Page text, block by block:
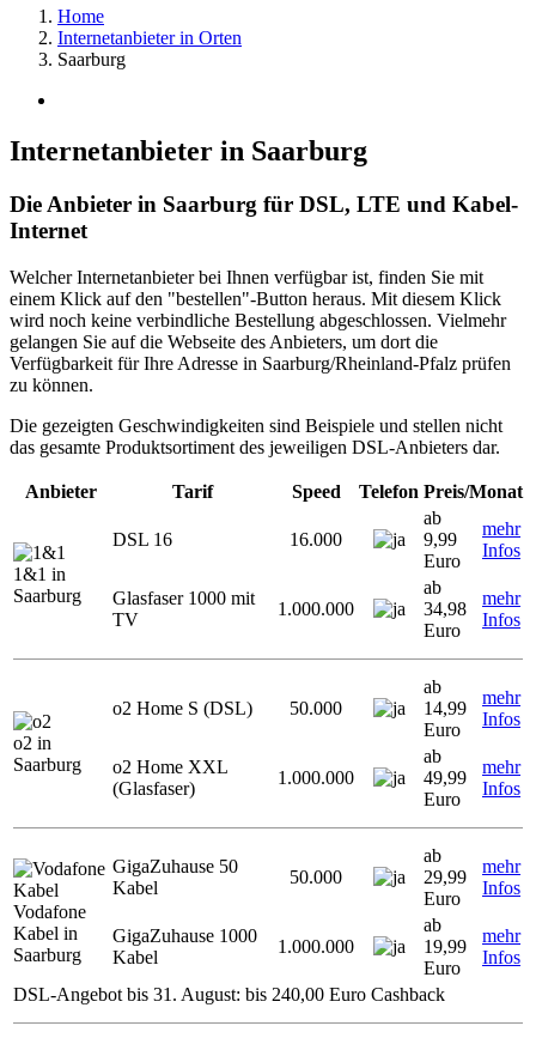
Home
Internetanbieter in Orten
Saarburg
Internetanbieter in Saarburg
Die Anbieter in Saarburg für DSL, LTE und Kabel-
Internet
Welcher Internetanbieter bei Ihnen verfügbar ist, finden Sie mit
einem Klick auf den "bestellen"-Button heraus. Mit diesem Klick
wird noch keine verbindliche Bestellung abgeschlossen. Vielmehr
gelangen Sie auf die Webseite des Anbieters, um dort die
Verfügbarkeit für Ihre Adresse in Saarburg/Rheinland-Pfalz prüfen
zu können.
Die gezeigten Geschwindigkeiten sind Beispiele und stellen nicht
das gesamte Produktsortiment des jeweiligen DSL-Anbieters dar.
Anbieter Tarif Speed Telefon Preis/Monat
1&1 in
Saarburg
DSL 16 16.000
ab
9,99
Euro
mehr
Infos
Glasfaser 1000 mit
TV
1.000.000
ab
34,98
Euro
mehr
Infos
o2 in
Saarburg
o2 Home S (DSL) 50.000
ab
14,99
Euro
mehr
Infos
o2 Home XXL
(Glasfaser)
1.000.000
ab
49,99
Euro
mehr
Infos
Vodafone
Kabel in
Saarburg
GigaZuhause 50
Kabel
50.000
ab
29,99
Euro
mehr
Infos
GigaZuhause 1000
Kabel
1.000.000
ab
19,99
Euro
mehr
Infos
DSL-Angebot bis 31. August: bis 240,00 Euro Cashback